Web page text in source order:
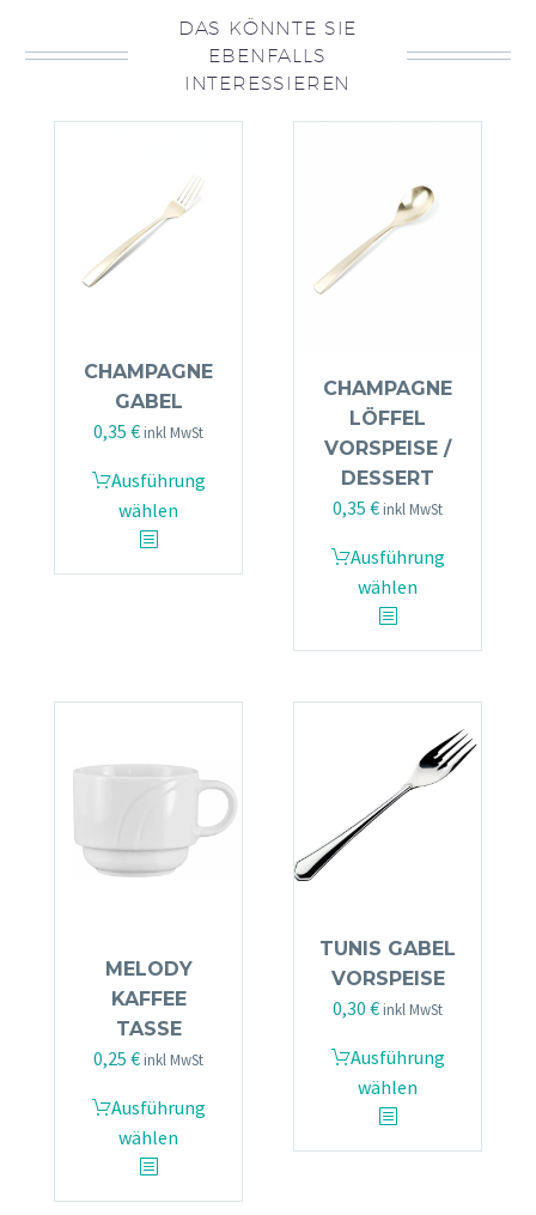
DAS KÖNNTE SIE
EBENFALLS
INTERESSIEREN
CHAMPAGNE
GABEL
0,35 € inkl MwSt
Ausführung
wählen
Dieses
Produkt
weist
mehrere
der
Produktseite
gewählt
werden
CHAMPAGNE
LÖFFEL
VORSPEISE /
DESSERT
0,35 € inkl MwSt
Ausführung
wählen
Dieses
Produkt
weist
mehrere
auf.
Optionen
können
werden
MELODY
KAFFEE
TASSE
0,25 € inkl MwSt
Ausführung
wählen
Dieses
Produkt
weist
mehrere
TUNIS GABEL
VORSPEISE
0,30 € inkl MwSt
Ausführung
wählen
Dieses
Produkt
weist
mehrere